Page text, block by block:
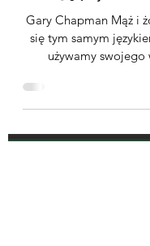
5 języków
Gary Chapman Mąż i
się tym samym